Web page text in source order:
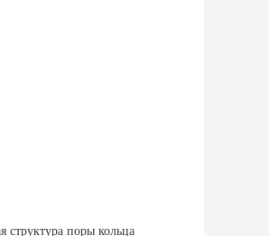
структура поры кольца